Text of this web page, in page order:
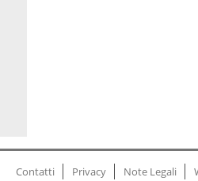
Contatti Privacy Note Legali